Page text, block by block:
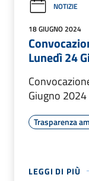
NOTIZIE
18 GIUGNO 2024
Lunedì 24
Giugno 2024
Trasparenza
LEGGI DI PIÙ